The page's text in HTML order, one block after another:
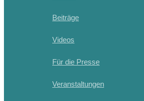
Beiträge
Videos
Für die Presse
Veranstaltungen